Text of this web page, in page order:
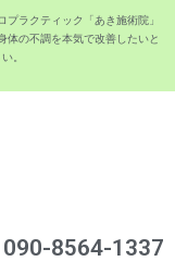
ラクティック「あき施術院」
体の不調を本気で改善したいと
。
090-8564-1337